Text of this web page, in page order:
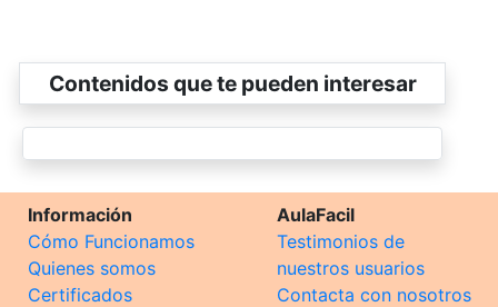
Contenidos que te pueden interesar
Información
Cómo Funcionamos
Quienes somos
Certificados
AulaFacil
Testimonios de
nuestros usuarios
Contacta con nosotros